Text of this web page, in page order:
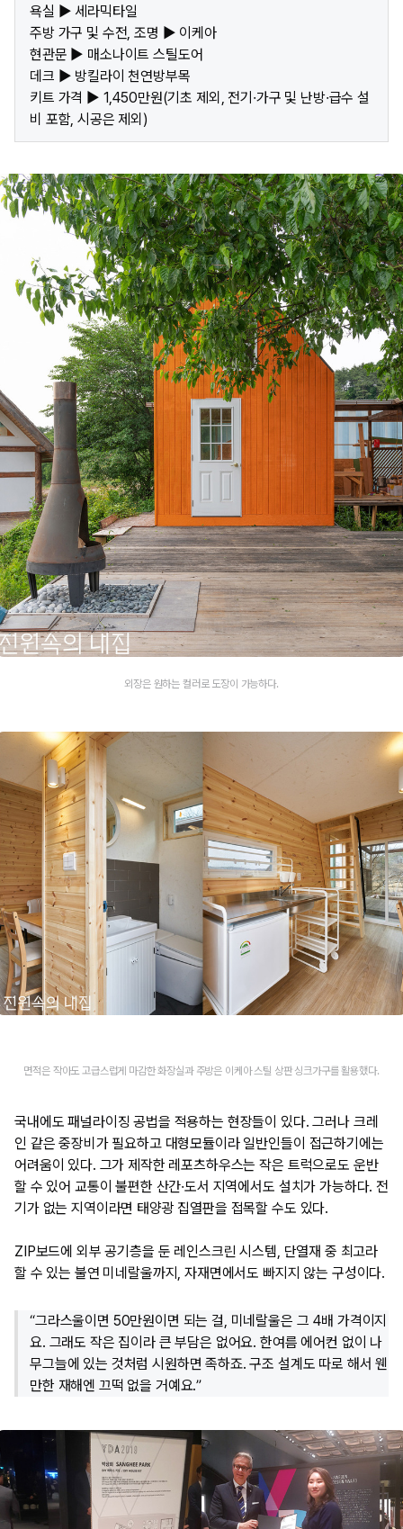
욕실 ▶ 세라믹타일
주방 가구 및 수전, 조명 ▶ 이케아
현관문 ▶ 매소나이트 스틸도어
데크 ▶ 방킬라이 천연방부목
키트 가격 ▶ 1,450만원(기초 제외, 전기·가구 및 난방·급수 설
비 포함, 시공은 제외)
외장은 원하는 컬러로 도장이 가능하다.
면적은 작아도 고급스럽게 마감한 화장실과 주방은 이케아 스틸 상판 싱크가구를 활용했다.
국내에도 패널라이징 공법을 적용하는 현장들이 있다. 그러나 크레
인 같은 중장비가 필요하고 대형모듈이라 일반인들이 접근하기에는
어려움이 있다. 그가 제작한 레포츠하우스는 작은 트럭으로도 운반
할 수 있어 교통이 불편한 산간·도서 지역에서도 설치가 가능하다. 전
기가 없는 지역이라면 태양광 집열판을 접목할 수도 있다.
ZIP보드에 외부 공기층을 둔 레인스크린 시스템, 단열재 중 최고라
할 수 있는 불연 미네랄울까지, 자재면에서도 빠지지 않는 구성이다.
“그라스울이면 50만원이면 되는 걸, 미네랄울은 그 4배 가격이지
요. 그래도 작은 집이라 큰 부담은 없어요. 한여름 에어컨 없이 나
무그늘에 있는 것처럼 시원하면 족하죠. 구조 설계도 따로 해서 웬
만한 재해엔 끄떡 없을 거예요.”